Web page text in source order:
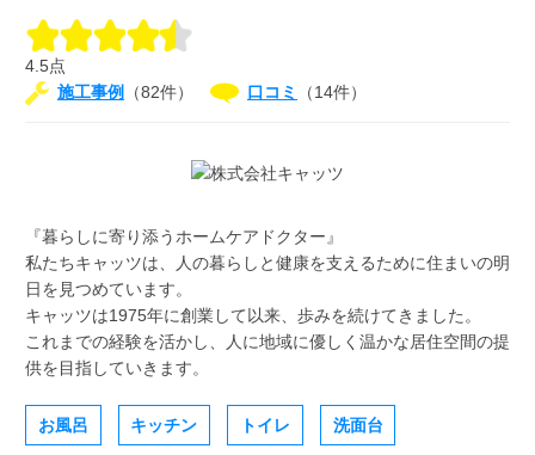
4.5点
施工事例
（82件） 口コミ （14件）
『暮らしに寄り添うホームケアドクター』
私たちキャッツは、人の暮らしと健康を支えるために住まいの明
日を見つめています。
キャッツは1975年に創業して以来、歩みを続けてきました。
これまでの経験を活かし、人に地域に優しく温かな居住空間の提
供を目指していきます。
お風呂 キッチン トイレ 洗面台